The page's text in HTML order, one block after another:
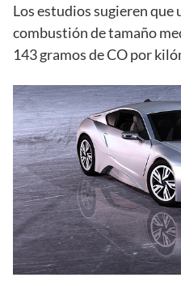
Los estudios sugieren que
combustión de tamaño
143 gramos de CO por